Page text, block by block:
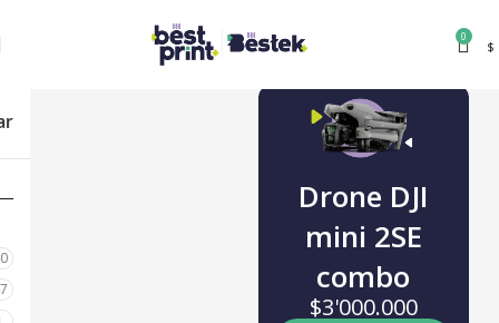
0
$
Drone DJI
mini 2SE
combo
$3'000.000